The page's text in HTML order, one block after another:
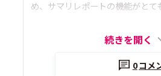
め、サマリレポートの機能がとて
続きを開く
0コメ